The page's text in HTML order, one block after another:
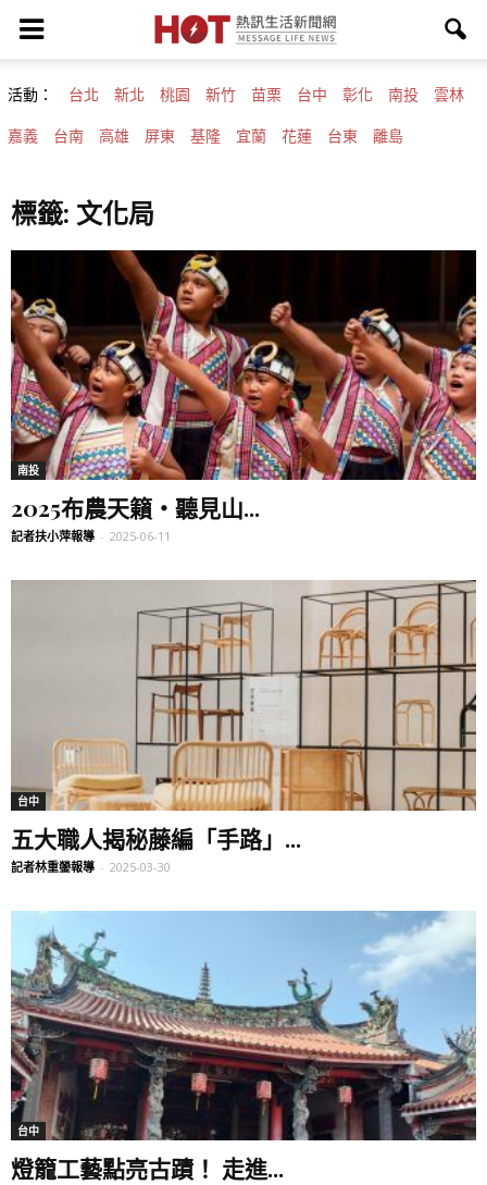
活動： 台北 新北 桃園 新竹 苗栗 台中 彰化 南投 雲林
嘉義 台南 高雄 屏東 基隆 宜蘭 花蓮 台東 離島
標籤: 文化局
南投
2025布農天籟・聽見山...
記者扶小萍報導 - 2025-06-11
台中
五大職人揭秘藤編「手路」...
記者林重鎣報導 - 2025-03-30
台中
燈籠工藝點亮古蹟！ 走進...